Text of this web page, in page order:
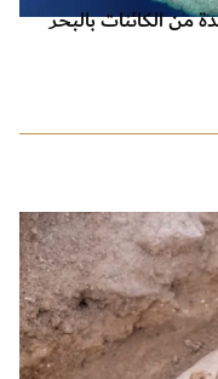
من الكائنات بالبحر